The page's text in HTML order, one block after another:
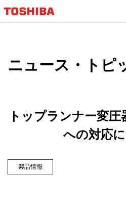
ニュース・トピ
トップランナー変
への対応
製品情報